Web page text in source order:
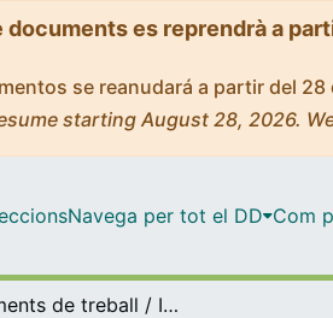
es reprendrà a
se reanudará a partir del
starting August 28, 2026.
Navega per tot el DD Com
Documents de treball / Informes (Grup ESBRINA, Subjectivitats i Entorns Educatius Contemporanis)